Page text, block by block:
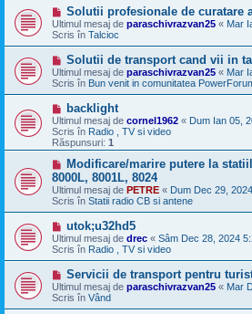
n
o
u
M
e
s
a
n
o
u
Solutii profesionale de curatare
Ultimul mesaj de paraschivrazvan25 « Mar
Scris în Talcioc
M
e
s
a
n
o
u
Solutii de transport cand vii in
Ultimul mesaj de paraschivrazvan25 « Mar
Scris în Bun venit in comunitatea
M
e
s
a
j
n
o
u
backlight
Ultimul mesaj de cornel1962 « Dum Ian 05,
Scris în Radio , TV si video
Răspunsuri: 1
M
e
s
a
j
n
o
u
Modificare/marire putere la
8000L, 8001L, 8024
Ultimul mesaj de PETRE « Dum Dec 29,
Scris în Statii radio CB si antene
M
e
s
a
n
o
u
utok;u32hd5
Ultimul mesaj de drec « Sâm Dec 28, 2024
Scris în Radio , TV si video
M
e
s
a
Servicii de transport pentru
Ultimul mesaj de paraschivrazvan25 « Mar
Scris în Vând